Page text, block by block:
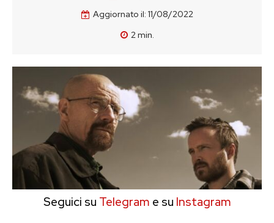
Aggiornato il: 11/08/2022
2min.
Seguici su Telegram e su Instagram